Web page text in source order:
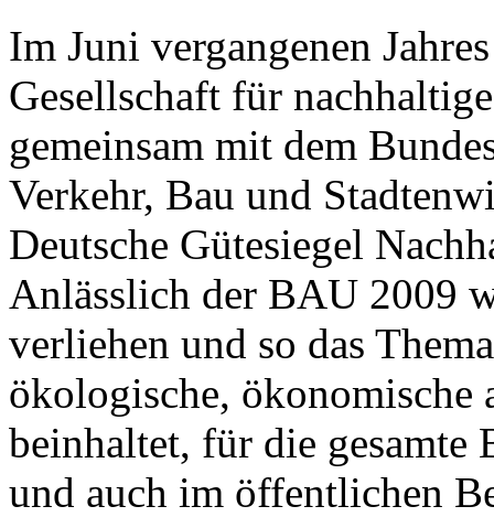
Im Juni vergangenen
Gesellschaft für
gemeinsam mit dem
Verkehr, Bau und
Deutsche Gütesiegel
Anlässlich der BAU 2009
verliehen und so das
ökologische, ökonomische
beinhaltet, für die
und auch im öffentlichen